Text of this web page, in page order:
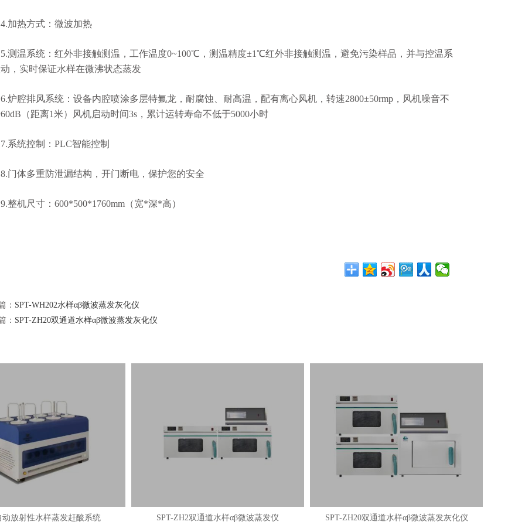
4.加热方式：微波加热
5.测温系统：红外非接触测温，工作温度0~100℃，测温精度±1℃红外非接触测温，避免污染样品，并与控温系
，实时保证水样在微沸状态蒸发
6.炉腔排风系统：设备内腔喷涂多层特氟龙，耐腐蚀、耐高温，配有离心风机，转速2800±50rmp，风机噪音不
（距离1米）风机启动时间3s，累计运转寿命不低于5000小时
7.系统控制：PLC智能控制
8.门体多重防泄漏结构，开门断电，保护您的安全
9.整机尺寸：600*500*1760mm（宽*深*高）
： SPT-WH202水样αβ微波蒸发灰化仪
： SPT-ZH20双通道水样αβ微波蒸发灰化仪
动放射性水样蒸发赶酸系统 SPT-ZH2双通道水样αβ微波蒸发仪 SPT-ZH20双通道水样αβ微波蒸发灰化仪